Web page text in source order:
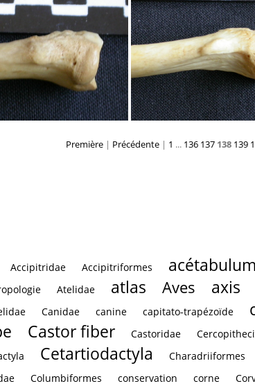
: partie proximale Radius : partie
Première | Précédente | 1 ... 136 137 138 139
Accipitridae Accipitriformes acétabulum
Atelidae atlas Aves axis
Canidae canine capitato-trapézoïde
Castor fiber Castoridae
Cetartiodactyla Charadriiformes
Columbiformes conservation corne